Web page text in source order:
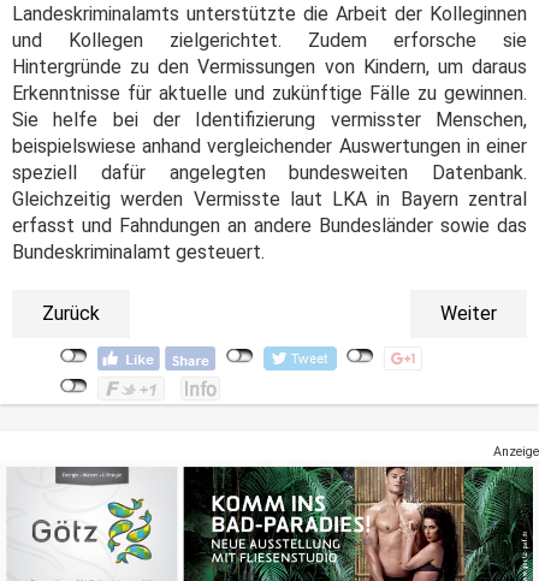
Landeskriminalamts unterstützte die Arbeit der Kolleginnen
und Kollegen zielgerichtet. Zudem erforsche sie
Hintergründe zu den Vermissungen von Kindern, um daraus
Erkenntnisse für aktuelle und zukünftige Fälle zu gewinnen.
Sie helfe bei der Identifizierung vermisster Menschen,
beispielswiese anhand vergleichender Auswertungen in einer
speziell dafür angelegten bundesweiten Datenbank.
Gleichzeitig werden Vermisste laut LKA in Bayern zentral
erfasst und Fahndungen an andere Bundesländer sowie das
Bundeskriminalamt gesteuert.
Zurück Weiter
Anzeige